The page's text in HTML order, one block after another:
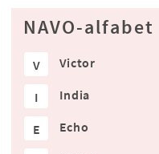
NAVO-alfabet
V Victor
I India
E Echo